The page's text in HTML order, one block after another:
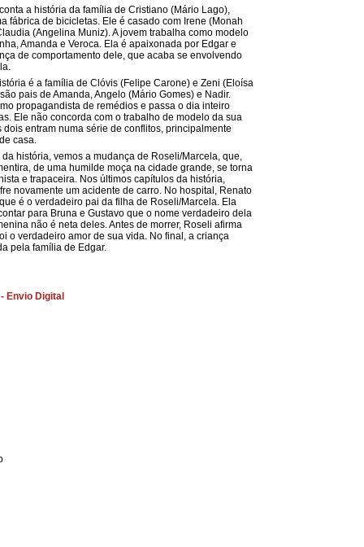
a história da família de Cristiano (Mário Lago),
fábrica de bicicletas. Ele é casado com Irene (Monah
(Angelina Muniz). A jovem trabalha como modelo
Amanda e Veroca. Ela é apaixonada por Edgar e
de comportamento dele, que acaba se envolvendo
é a família de Clóvis (Felipe Carone) e Zeni (Eloísa
pais de Amanda, Angelo (Mário Gomes) e Nadir.
propagandista de remédios e passa o dia inteiro
Ele não concorda com o trabalho de modelo da sua
dois entram numa série de conflitos, principalmente
casa.
história, vemos a mudança de Roseli/Marcela, que,
de uma humilde moça na cidade grande, se torna
e trapaceira. Nos últimos capítulos da história,
novamente um acidente de carro. No hospital, Renato
é o verdadeiro pai da filha de Roseli/Marcela. Ela
para Bruna e Gustavo que o nome verdadeiro dela
não é neta deles. Antes de morrer, Roseli afirma
o verdadeiro amor de sua vida. No final, a criança
pela família de Edgar.
Envio Digital